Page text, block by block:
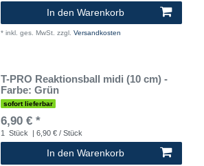
In den Warenkorb
* inkl. ges. MwSt. zzgl. Versandkosten
T-PRO Reaktionsball midi (10 cm) -
Farbe: Grün
sofort lieferbar
6,90 € *
1 Stück | 6,90 € / Stück
In den Warenkorb